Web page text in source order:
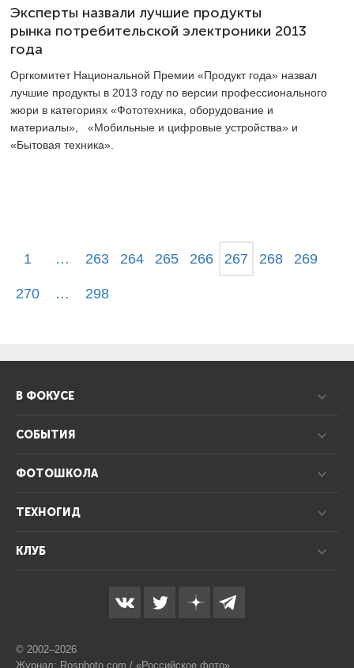
Эксперты назвали лучшие продукты
рынка потребительской электроники 2013
года
Оргкомитет Национальной Премии «Продукт года» назвал
лучшие продукты в 2013 году по версии профессионального
жюри в категориях «Фототехника, оборудование и
материалы», «Мобильные и цифровые устройства» и
«Бытовая техника».
1 … 263 264 265 266 267 268 269
270 … 298
В ФОКУСЕ
СОБЫТИЯ
ФОТОШКОЛА
ТЕХНОГИД
КЛУБ
© 2002–2026
Журнал: Rosphoto.com / «Российское фото»